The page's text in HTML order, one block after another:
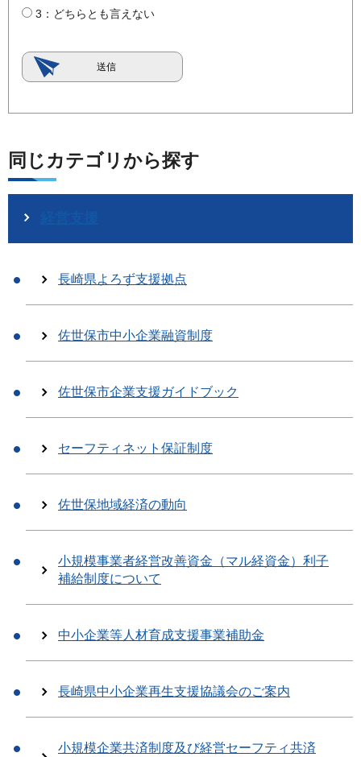
3：どちらとも言えない
同じカテゴリから探す
長崎県よろず支援拠点
佐世保市中小企業融資制度
佐世保市企業支援ガイドブック
セーフティネット保証制度
佐世保地域経済の動向
小規模事業者経営改善資金（マル経資金）利子
補給制度について
中小企業等人材育成支援事業補助金
長崎県中小企業再生支援協議会のご案内
小規模企業共済制度及び経営セーフティ共済